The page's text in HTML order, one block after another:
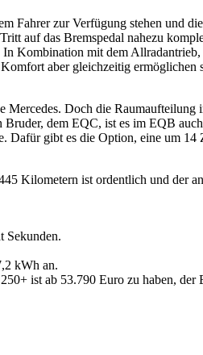
Fahrer zur Verfügung stehen und
auf das Bremspedal nahezu
Kombination mit dem
aber gleichzeitig ermöglichen
Doch die
dem EQC, ist es im EQB
gibt es die Option, eine um 14
Kilometern ist ordentlich und der
Sekunden.
kWh an.
ist ab 53.790 Euro zu haben, der